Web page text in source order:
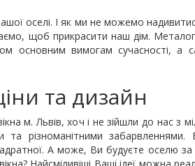
оселі. І як ми не можемо
щоб прикрасити наш дім.
основним вимогам сучасності, а
та дизайн
м. Львів, хоч і не зійшли до нас з
різноманітними забарвленнями.
А може, Ви будуєте оселю за